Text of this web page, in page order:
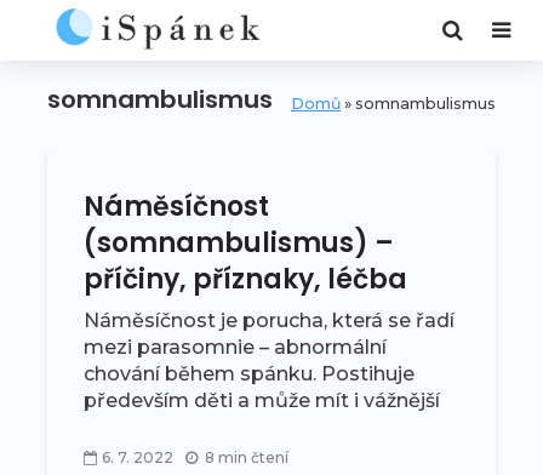
somnambulismus Domů » somnambulismus
Náměsíčnost
(somnambulismus) –
příčiny, příznaky, léčba
Náměsíčnost je porucha, která se řadí
mezi parasomnie – abnormální
chování během spánku. Postihuje
především děti a může mít i vážnější
životě nejen samotného
6. 7. 2022 8 min čtení